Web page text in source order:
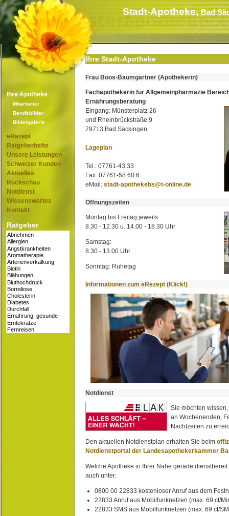
Stadt-Apotheke,Bad
Ihre Apotheke
Mitarbeiter
Berufsbilder
Bildergalerie
eRezept
Ratgeberhefte
Unsere Leistungen
Schweizer Kunden
Aktuelles
Rückschau
Notdienst
Wissenswertes
Kontakt
Ratgeber
Ihre Stadt-Apotheke
Frau Boos-Baumgartner (Apothekerin)
Fachapothekerin für Allgemeinpharmazie
Ernährungsberatung
Eingang: Münsterplatz 26
und Rheinbrückstraße 9
79713 Bad Säckingen
Lageplan
Tel.: 07761-43 33
Fax: 07761-58 60 6
eMail: stadt-apothekebs@t-online.de
Öffnungszeiten
Montag bis Freitag jeweils:
8.30 - 12.30 u. 14.00 - 18.30 Uhr
Samstag:
8.30 - 13.00 Uhr
Sonntag: Ruhetag
Informationen zum eRezept (Klick!)
Notdienst
Sie möchten
an Wochenenden,
Nachtzeiten zu
Den aktuellen Notdienstplan erhalten Sie beim
Notdienstportal der Landesapothekerkammer
Welche Apotheke in Ihrer Nähe gerade
auch unter:
0800 00 22833 kostenloser Anruf aus dem
22833 Anruf aus Mobilfunknetzen (max. 69 ct/
22833 SMS aus Mobilfunknetzen (max. 69 ct/